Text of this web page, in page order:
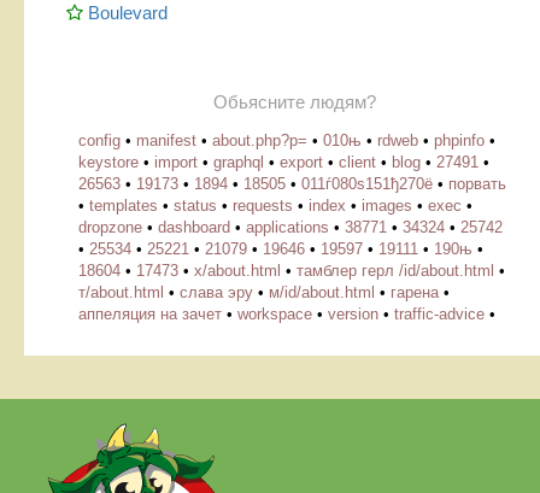
Boulevard
Обьясните людям?
config • manifest • about.php?p= • 010њ • rdweb • phpinfo •
keystore • import • graphql • export • client • blog • 27491 •
26563 • 19173 • 1894 • 18505 • 011ѓ080ѕ151ђ270ё • порвать
• templates • status • requests • index • images • exec •
dropzone • dashboard • applications • 38771 • 34324 • 25742
• 25534 • 25221 • 21079 • 19646 • 19597 • 19111 • 190њ •
18604 • 17473 • х/about.html • тамблер герл /id/about.html •
т/about.html • слава эру • м/id/about.html • гарена•
аппеляция на зачет • workspace • version • traffic-advice •